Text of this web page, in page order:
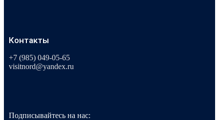
Контакты
+7 (985) 049-05-65
visitnord@yandex.ru
Подписывайтесь на нас: